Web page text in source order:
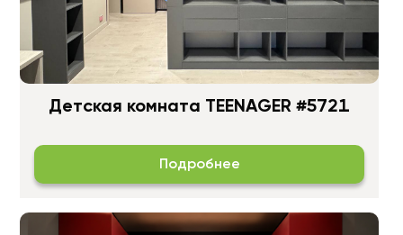
Детская комната TEENAGER #5721
Подробнее